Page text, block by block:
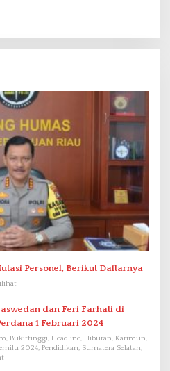
Personel, Berikut Daftarnya
dan Feri Farhati di
1 Februari 2024
Bukittinggi, Headline, Hiburan, Karimun,
2024, Pendidikan, Sumatera Selatan,